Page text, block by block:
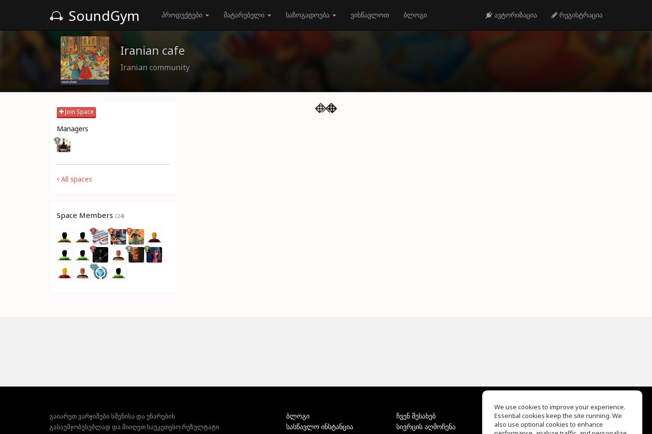
SoundGym პროდუქტები მატარებელი საზოგადოება ვისწავლოთ ბლოგი ავტორიზაცია რეგისტრაცია
Iranian cafe
Iranian community
Join Space
Managers
All spaces
Space Members (24)
გაიარეთ ვარჯიშები სმენისა და უნარების
გასაუმჯობესებლად და მიიღეთ საუკეთესო რეზულტატი
ბლოგი
სასწავლო ინსტანცია
ჩვენ შესახებ
სივრცის აღმოჩენა
EQ Ear Training
Drum Machine
We use cookies to improve your experience.
Essential cookies keep the site running. We
also use optional cookies to enhance